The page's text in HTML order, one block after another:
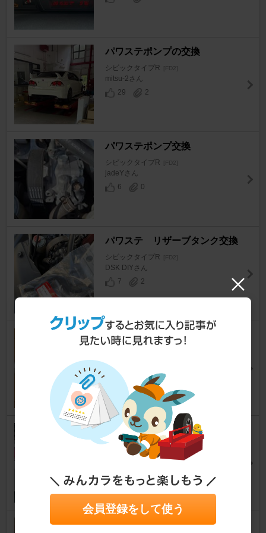
パワステポンプの交換
シビックタイプR [FD2]
mitsu-2さん
29
2
パワステポンプ交換
シビックタイプR [FD2]
jadeYさん
6
0
パワステ リザーブタンク交換
シビックタイプR [FD2]
DSK DIYさん
7
2
クラッチ・フライホイール・エ
シビックタイプR
無垢っ子さん
0
FD2シビック リア車高調整
その1
シビックタイプR [FD2]
9
車高調交換
会員登録をして使う